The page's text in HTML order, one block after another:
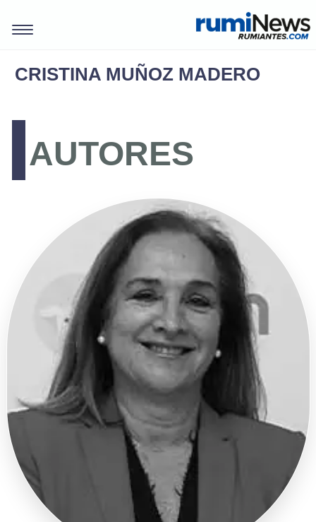
REVISTAS
CRISTINA MUÑOZ MADERO
AUTORES